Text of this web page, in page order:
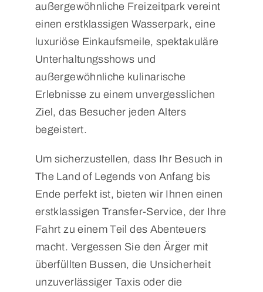
außergewöhnliche Freizeitpark vereint
einen erstklassigen Wasserpark, eine
luxuriöse Einkaufsmeile, spektakuläre
Unterhaltungsshows und
außergewöhnliche kulinarische
Erlebnisse zu einem unvergesslichen
Ziel, das Besucher jeden Alters
begeistert.
Um sicherzustellen, dass Ihr Besuch in
The Land of Legends von Anfang bis
Ende perfekt ist, bieten wir Ihnen einen
erstklassigen Transfer-Service, der Ihre
Fahrt zu einem Teil des Abenteuers
macht. Vergessen Sie den Ärger mit
überfüllten Bussen, die Unsicherheit
unzuverlässiger Taxis oder die